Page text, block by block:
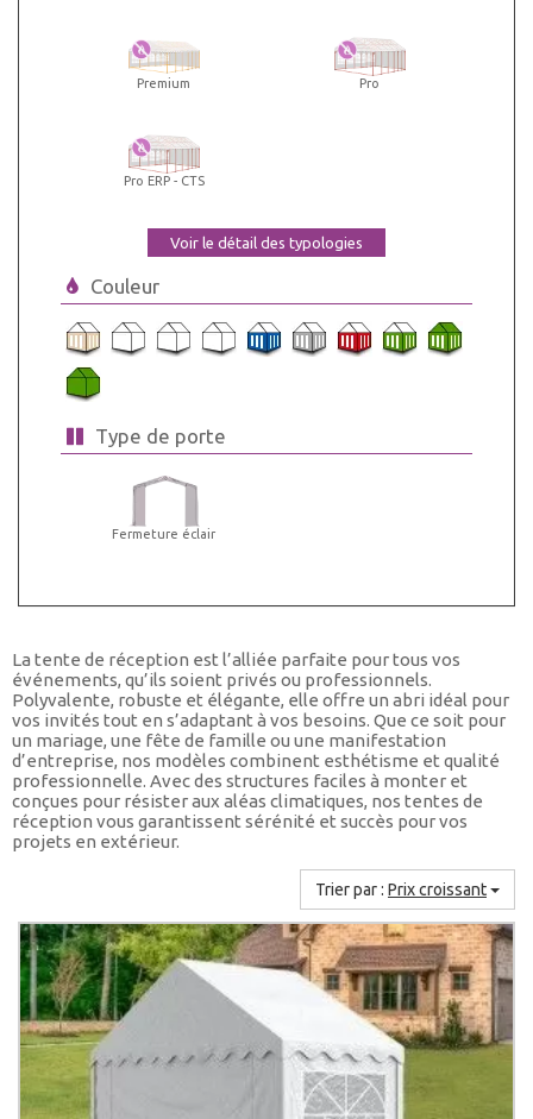
Premium Pro
Pro ERP - CTS
Voir le détail des typologies
Couleur
Type de porte
Fermeture éclair
La tente de réception est l’alliée parfaite pour tous vos
événements, qu’ils soient privés ou professionnels.
Polyvalente, robuste et élégante, elle offre un abri idéal pour
vos invités tout en s’adaptant à vos besoins. Que ce soit pour
un mariage, une fête de famille ou une manifestation
d’entreprise, nos modèles combinent esthétisme et qualité
professionnelle. Avec des structures faciles à monter et
conçues pour résister aux aléas climatiques, nos tentes de
réception vous garantissent sérénité et succès pour vos
projets en extérieur.
Trier par : Prix croissant